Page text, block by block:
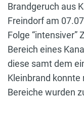
Brandgeruch aus
Freindorf am
Folge
Bereich eines
diese samt dem
Kleinbrand konnte
Bereiche wurden